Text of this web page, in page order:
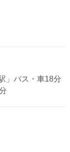
」バス・車18分